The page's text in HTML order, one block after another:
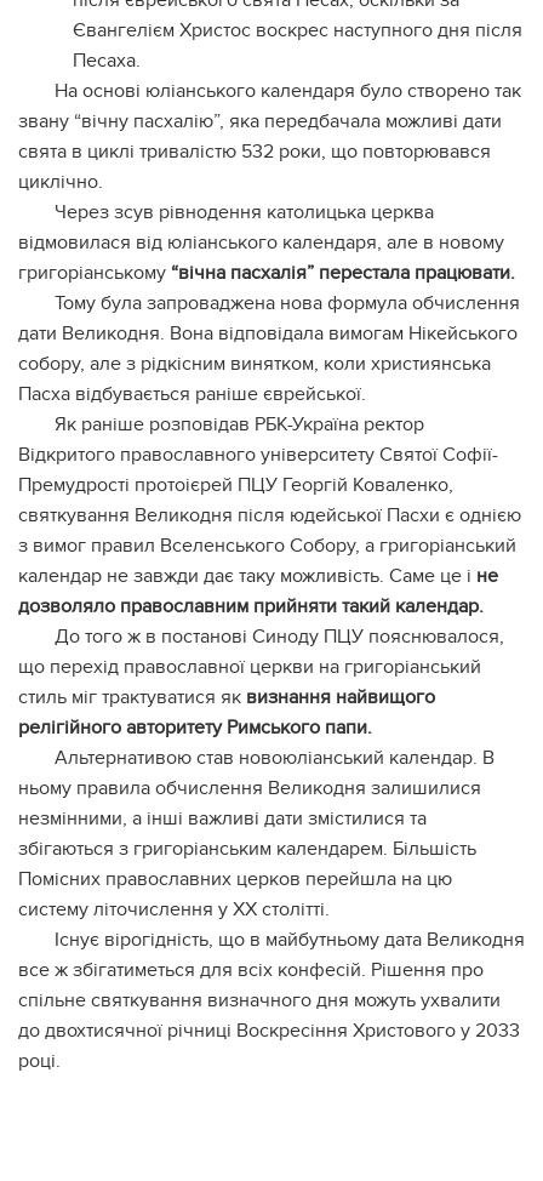
Євангелієм Христос воскрес наступного дня після
Песаха.
На основі юліанського календаря було створено так
звану “вічну пасхалію”, яка передбачала можливі дати
свята в циклі тривалістю 532 роки, що повторювався
циклічно.
Через зсув рівнодення католицька церква
відмовилася від юліанського календаря, але в новому
григоріанському “вічна пасхалія” перестала працювати.
Тому була запроваджена нова формула обчислення
дати Великодня. Вона відповідала вимогам Нікейського
собору, але з рідкісним винятком, коли християнська
Пасха відбувається раніше єврейської.
Як раніше розповідав РБК-Україна ректор
Відкритого православного університету Святої Софії-
Премудрості протоієрей ПЦУ Георгій Коваленко,
святкування Великодня після юдейської Пасхи є однією
з вимог правил Вселенського Собору, а григоріанський
календар не завжди дає таку можливість. Саме це і не
дозволяло православним прийняти такий календар.
До того ж в постанові Синоду ПЦУ пояснювалося,
що перехід православної церкви на григоріанський
стиль міг трактуватися як визнання найвищого
релігійного авторитету Римського папи.
Альтернативою став новоюліанський календар. В
ньому правила обчислення Великодня залишилися
незмінними, а інші важливі дати змістилися та
збігаються з григоріанським календарем. Більшість
Помісних православних церков перейшла на цю
систему літочислення у XX столітті.
Існує вірогідність, що в майбутньому дата Великодня
все ж збігатиметься для всіх конфесій. Рішення про
спільне святкування визначного дня можуть ухвалити
до двохтисячної річниці Воскресіння Христового у 2033
році.